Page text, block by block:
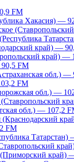
FM
Хакасия) —
край) —
край) —
FM
обл.) —
FM
обл.) —
обл.) — 107,2
(Краснодарский
FM
(Приморский край)